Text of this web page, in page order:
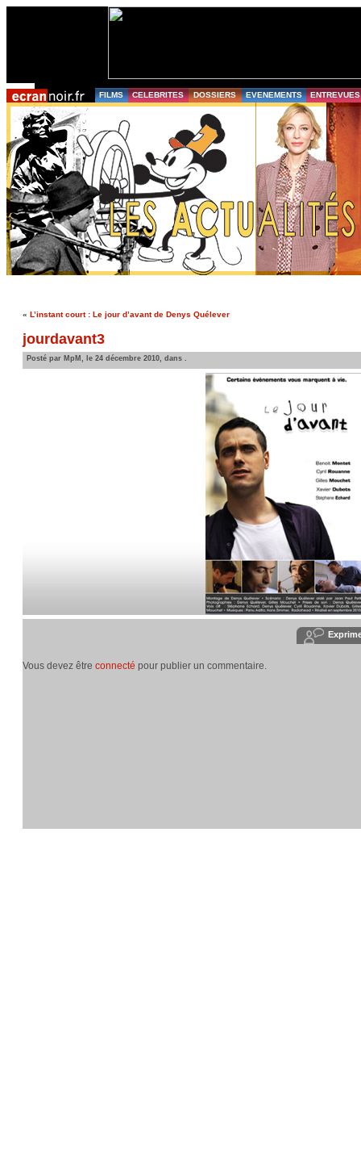
FILMS CELEBRITES DOSSIERS EVENEMENTS ENTREVUES
« L’instant court : Le jour d’avant de Denys Quélever
jourdavant3
Posté par MpM, le 24 décembre 2010, dans .
Vous devez être connecté pour publier un commentaire.